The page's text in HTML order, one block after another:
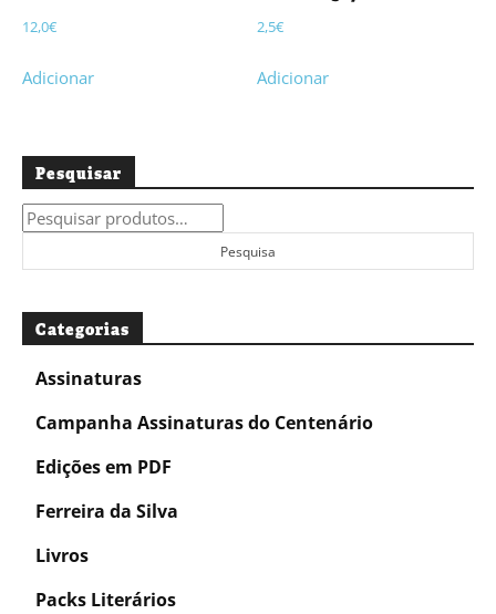
12,0€
Adicionar
2,5€
Adicionar
Pesquisar
Pesquisar
por:
Pesquisa
Categorias
Assinaturas
Campanha Assinaturas do Centenário
Edições em PDF
Ferreira da Silva
Livros
Packs Literários